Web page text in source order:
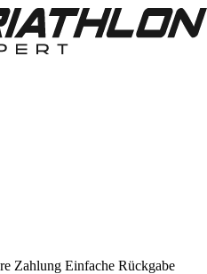
Zahlung Einfache Rückgabe